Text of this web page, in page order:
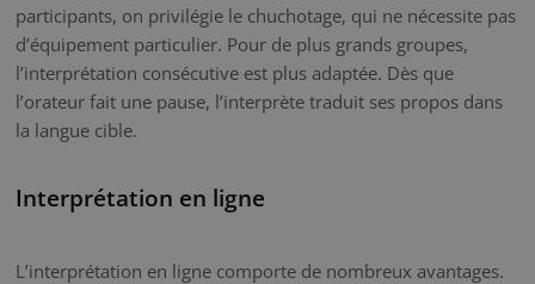
participants, on privilégie le chuchotage, qui ne nécessite pas
d’équipement particulier. Pour de plus grands groupes,
l’interprétation consécutive est plus adaptée. Dès que
l’orateur fait une pause, l’interprète traduit ses propos dans
la langue cible.
Interprétation en ligne
L’interprétation en ligne comporte de nombreux avantages.